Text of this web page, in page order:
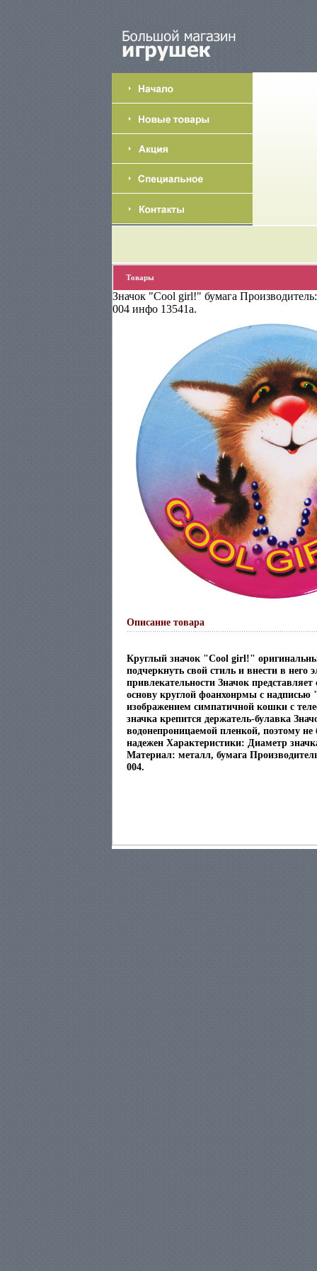
Товары
Значок "Cool girl!" бумага
004 инфо 13541a.
Описание товара
Круглый значок "Cool girl!"
подчеркнуть свой стиль и внести в него
привлекательности Значок
основу круглой фоанхонрмы с
изображением симпатичной кошки с
значка крепится держатель-булавка
водонепроницаемой пленкой, поэтому не
надежен Характеристики: Диаметр
Материал: металл, бумага
004.